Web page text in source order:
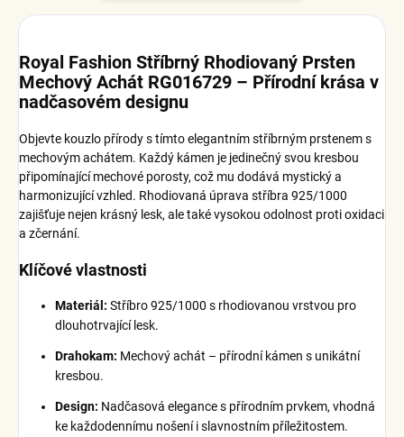
Royal Fashion Stříbrný Rhodiovaný Prsten
Mechový Achát RG016729 – Přírodní krása v
nadčasovém designu
Objevte kouzlo přírody s tímto elegantním stříbrným prstenem s
mechovým achátem. Každý kámen je jedinečný svou kresbou
připomínající mechové porosty, což mu dodává mystický a
harmonizující vzhled. Rhodiovaná úprava stříbra 925/1000
zajišťuje nejen krásný lesk, ale také vysokou odolnost proti oxidaci
a zčernání.
Klíčové vlastnosti
Materiál: Stříbro 925/1000 s rhodiovanou vrstvou pro
dlouhotrvající lesk.
Drahokam: Mechový achát – přírodní kámen s unikátní
kresbou.
Design: Nadčasová elegance s přírodním prvkem, vhodná
ke každodennímu nošení i slavnostním příležitostem.